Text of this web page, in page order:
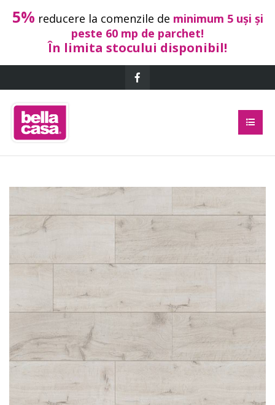
5% reducere la comenzile de minimum 5 uși și
peste 60 mp de parchet!
În limita stocului disponibil!